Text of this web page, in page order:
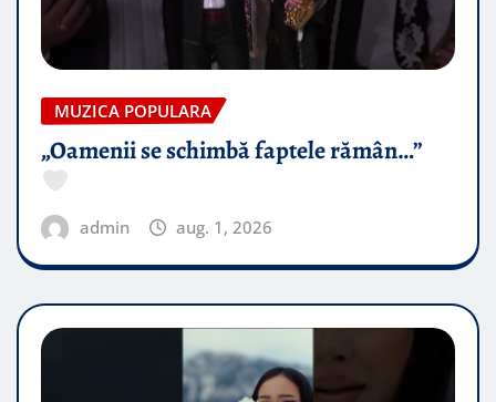
MUZICA POPULARA
„Oamenii se schimbă faptele rămân…”
admin aug. 1, 2026